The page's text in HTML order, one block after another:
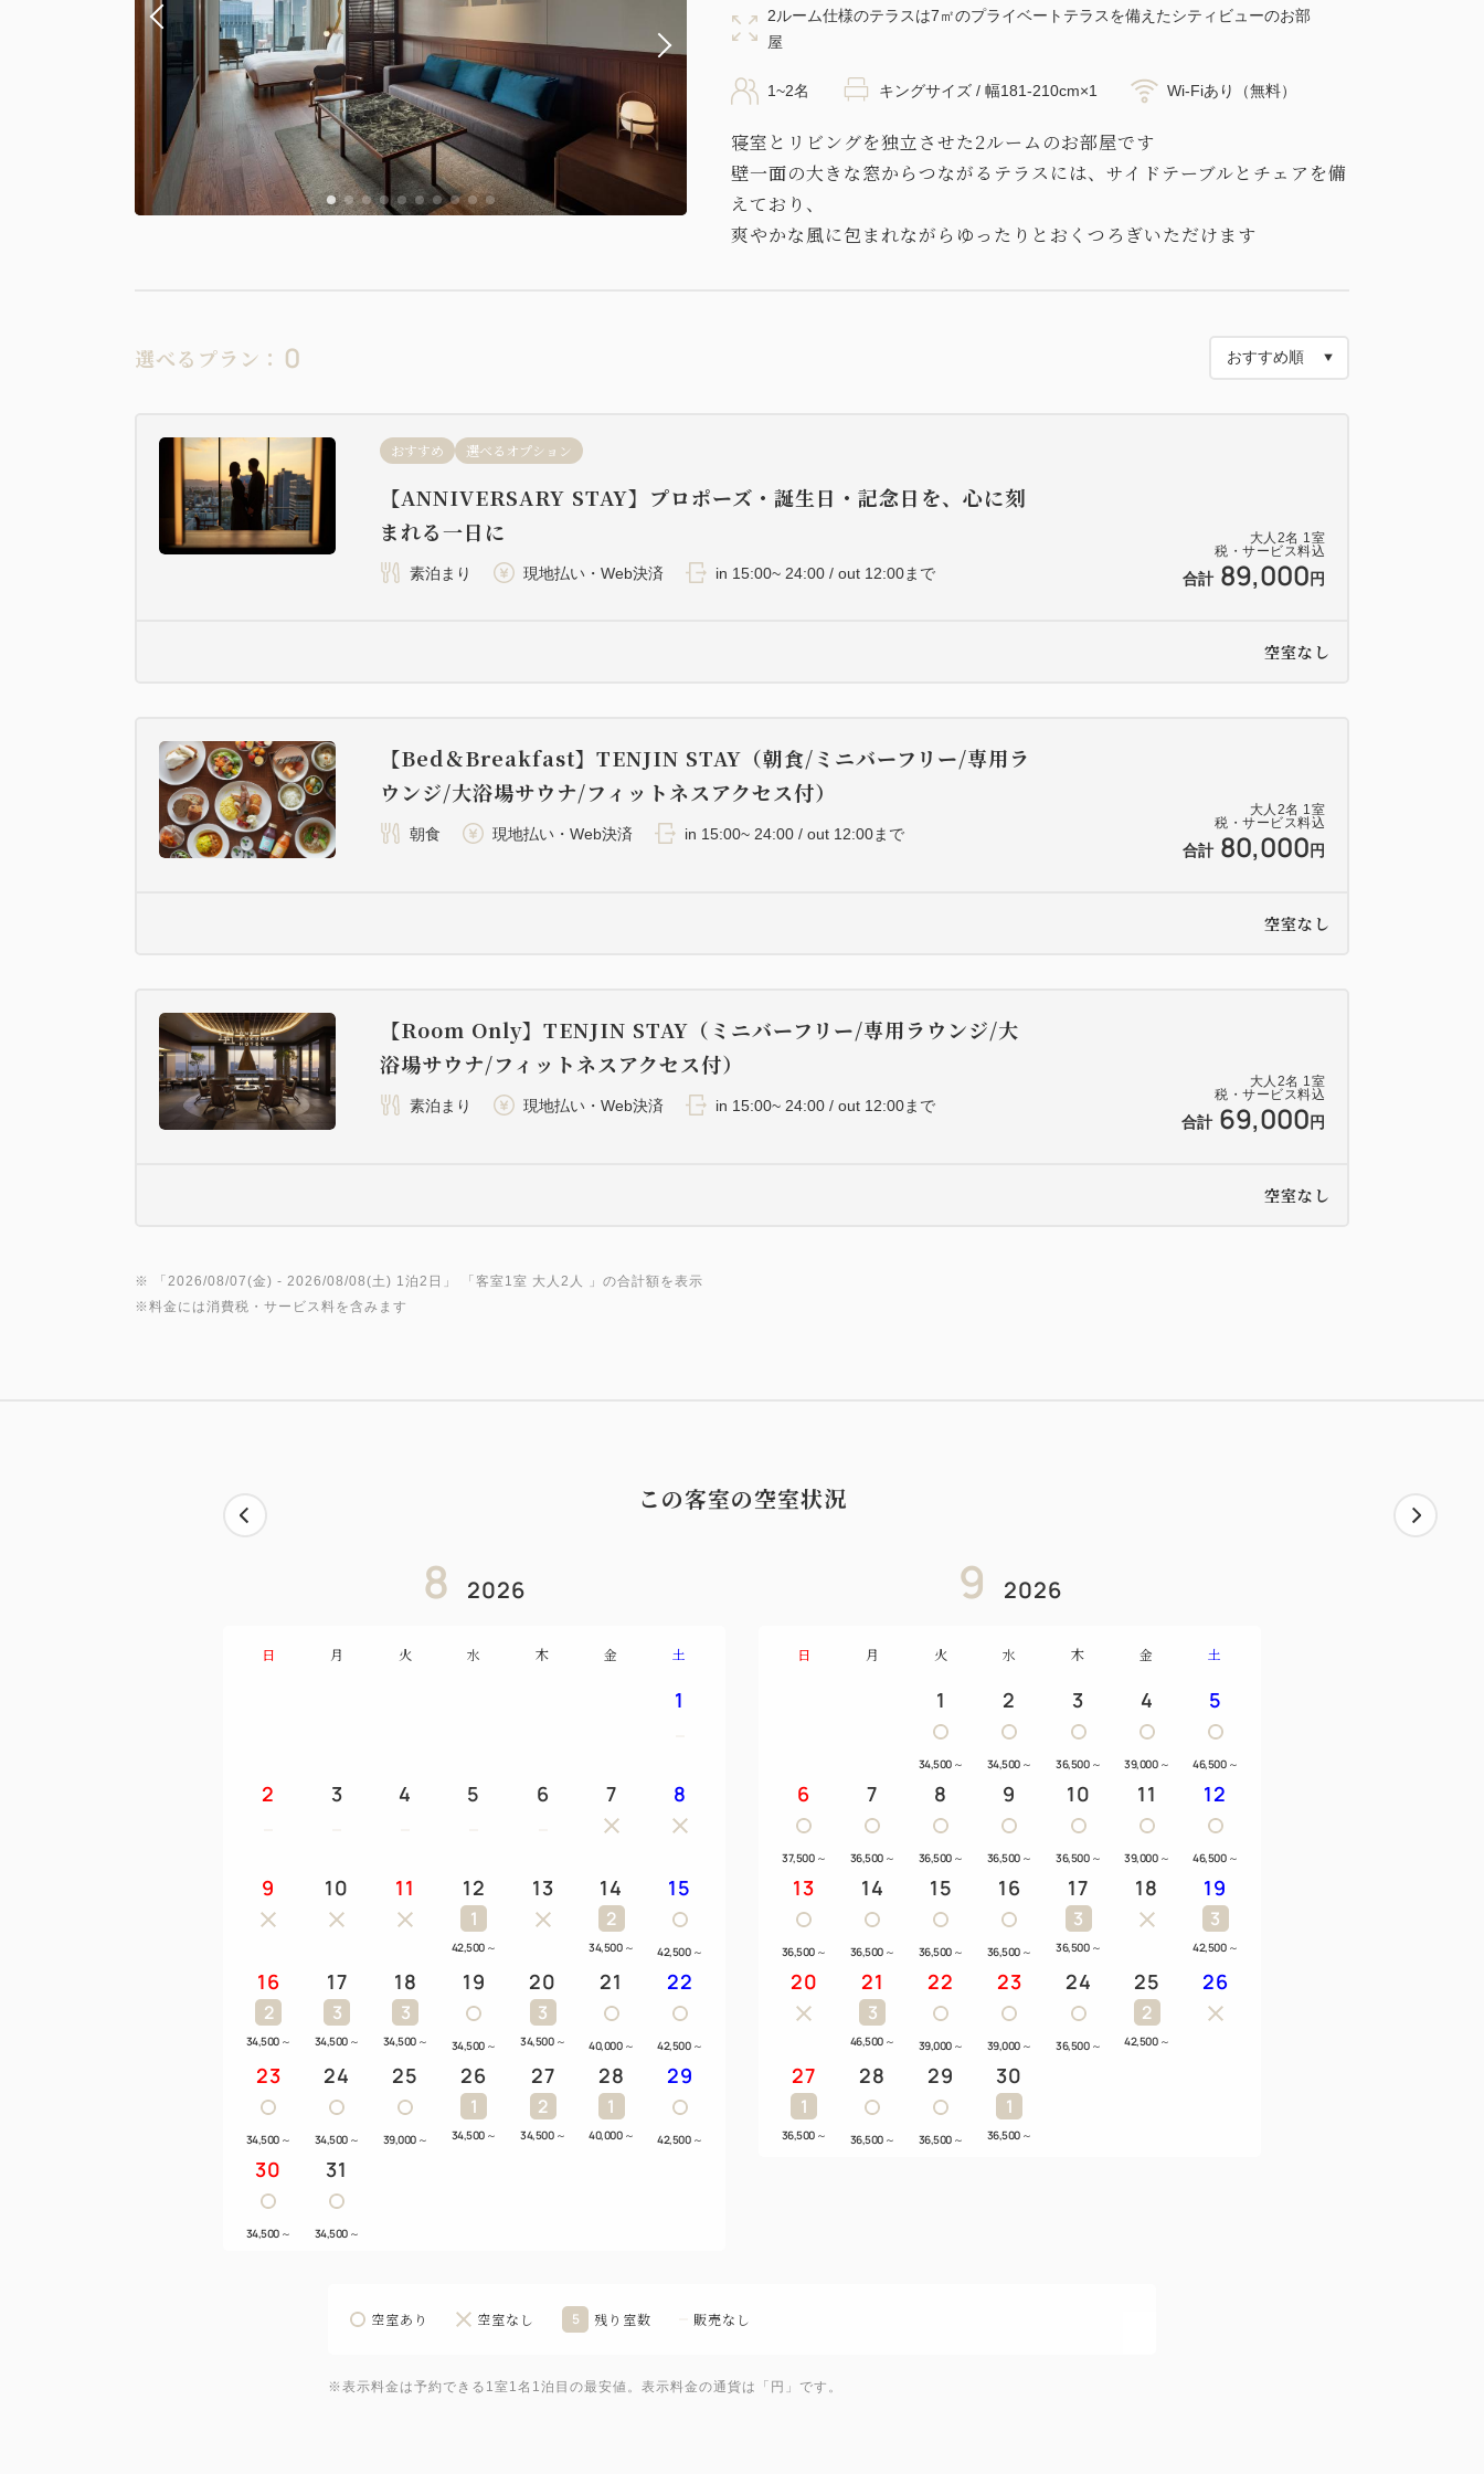
2ルーム仕様のテラスは7㎡のプライベートテラスを備えたシティビューのお部
屋
1~2名 キングサイズ / 幅181-210cm×1 Wi-Fiあり（無料）
寝室とリビングを独立させた2ルームのお部屋です
壁一面の大きな窓からつながるテラスには、サイドテーブルとチェアを備
えており、
爽やかな風に包まれながらゆったりとおくつろぎいただけます
選べるプラン： 0
大人 2名 1 室
税・サービス料込
合計 89,000 円
おすすめ 選べるオプション
【ANNIVERSARY STAY】プロポーズ・誕生日・記念日を、心に刻
まれる一日に
素泊まり 現地払い・Web決済 in 15:00~ 24:00 / out 12:00まで
空室なし
大人 2名 1 室
税・サービス料込
合計 80,000 円
【Bed＆Breakfast】TENJIN STAY（朝食/ミニバーフリー/専用ラ
ウンジ/大浴場サウナ/フィットネスアクセス付）
朝食 現地払い・Web決済 in 15:00~ 24:00 / out 12:00まで
空室なし
大人 2名 1 室
税・サービス料込
合計 69,000 円
【Room Only】TENJIN STAY（ミニバーフリー/専用ラウンジ/大
浴場サウナ/フィットネスアクセス付）
素泊まり 現地払い・Web決済 in 15:00~ 24:00 / out 12:00まで
空室なし
※ 「 2026/08/07(金) - 2026/08/08(土) 1泊2日 」 「客室1室 大人2人
」の合計額を表示
※料金には消費税・サービス料を含みます
この客室の空室状況
8 2026
日 月 火 水 木 金 土
1
2 3 4 5 6 7 8
9 10 11 12
1
42,500 ～
13 14
2
34,500 ～
15
42,500 ～
16
2
34,500 ～
17
3
34,500 ～
18
3
34,500 ～
19
34,500 ～
20
3
34,500 ～
21
40,000 ～
22
42,500 ～
23
34,500 ～
24
34,500 ～
25
39,000 ～
26
1
34,500 ～
27
2
34,500 ～
28
1
40,000 ～
29
42,500 ～
30
34,500 ～
31
34,500 ～
9 2026
日 月 火 水 木 金 土
1
34,500 ～
2
34,500 ～
3
36,500 ～
4
39,000 ～
5
46,500 ～
6
37,500 ～
7
36,500 ～
8
36,500 ～
9
36,500 ～
10
36,500 ～
11
39,000 ～
12
46,500 ～
13
36,500 ～
14
36,500 ～
15
36,500 ～
16
36,500 ～
17
3
36,500 ～
18 19
3
42,500 ～
20 21
3
46,500 ～
22
39,000 ～
23
39,000 ～
24
36,500 ～
25
2
42,500 ～
26
27
1
36,500 ～
28
36,500 ～
29
36,500 ～
30
1
36,500 ～
空室あり 空室なし 5 残り室数 販売なし
※表示料金は予約できる1室1名1泊目の最安値。表示料金の通貨は「円」です。